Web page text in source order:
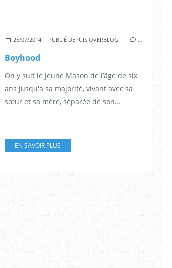
ETHAN HAWKE ELLAR COLTRANE,PATRICIA ARQUETTE
25/07/2014 PUBLIÉ DEPUIS OVERBLOG …
Boyhood
On y suit le jeune Mason de l’âge de six
ans jusqu'à sa majorité, vivant avec sa
sœur et sa mère, séparée de son...
EN SAVOIR PLUS